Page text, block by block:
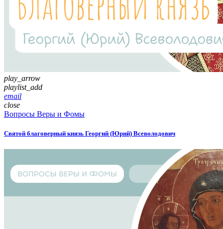
play_arrow
playlist_add
email
close
Вопросы Веры и Фомы
Святой благоверный князь Георгий (Юрий) Всеволодович